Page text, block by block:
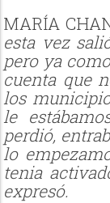
MARÍA
esta vez
pero ya
cuenta que
los
le
perdió,
lo
tenia
expresó.